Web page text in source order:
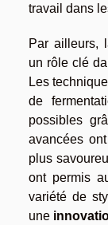
travail dans
Par ailleurs,
un rôle clé
Les
de
possibles
avancées
plus
ont permis
variété de
une